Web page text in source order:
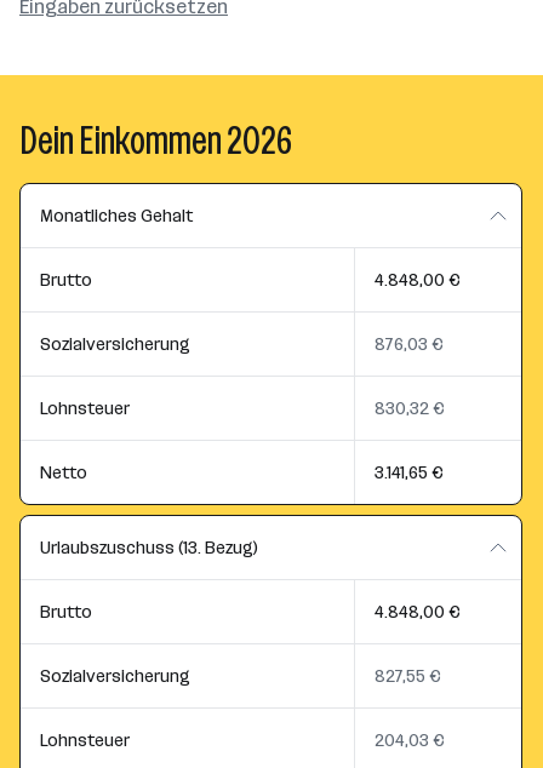
Eingaben zurücksetzen
Dein Einkommen 2026
Monatliches Gehalt
Brutto 4.848,00 €
Sozialversicherung 876,03 €
Lohnsteuer 830,32 €
Netto 3.141,65 €
Urlaubszuschuss (13. Bezug)
Brutto 4.848,00 €
Sozialversicherung 827,55 €
Lohnsteuer 204,03 €